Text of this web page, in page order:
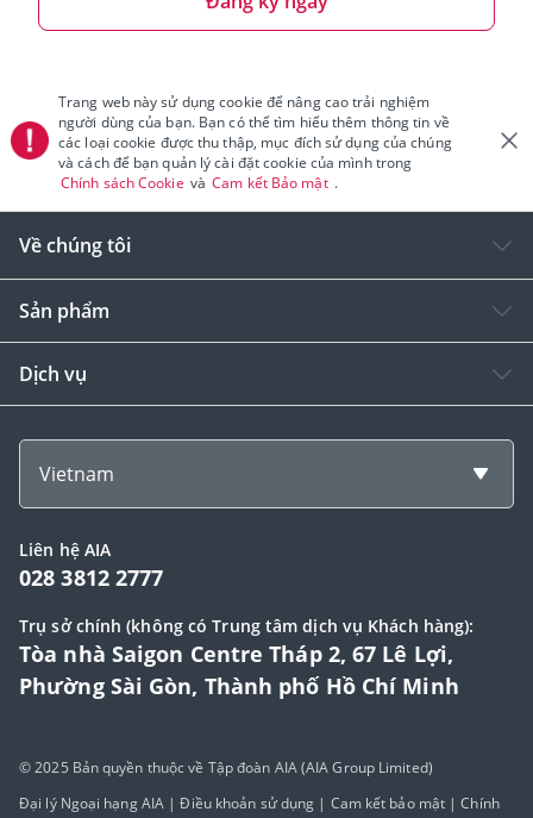
Trang web này sử dụng cookie để nâng cao trải nghiệm
người dùng của bạn. Bạn có thể tìm hiểu thêm thông tin về
các loại cookie được thu thập, mục đích sử dụng của chúng
và cách để bạn quản lý cài đặt cookie của mình trong
Chính sách Cookie và Cam kết Bảo mật .
Về chúng tôi
Sản phẩm
Dịch vụ
Vietnam
Liên hệ AIA
028 3812 2777
Trụ sở chính (không có Trung tâm dịch vụ Khách hàng):
Tòa nhà Saigon Centre Tháp 2, 67 Lê Lợi,
Phường Sài Gòn, Thành phố Hồ Chí Minh
© 2025 Bản quyền thuộc về Tập đoàn AIA (AIA Group Limited)
Đại lý Ngoại hạng AIA |Điều khoản sử dụng | Cam kết bảo mật |Chính